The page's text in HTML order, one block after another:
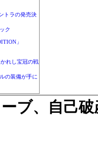
トラの発売決
ク
」
れし宝冠の戦
の装備が手に
ブ、自己